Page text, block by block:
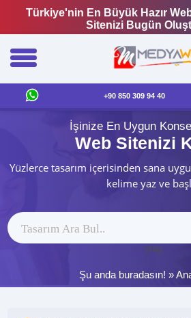
Türkiye'nin En Büyük Hazır
Sitenizi Bugün
+90 850 309 94 40
İşinize En Uygun
Web Sitenizi
Yüzlerce tasarım içerisinden sana
kelime yaz ve
ytag
Şu anda buradasın! »